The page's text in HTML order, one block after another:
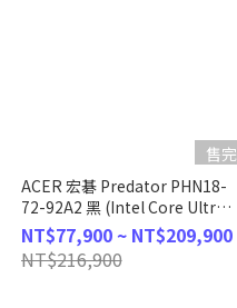
售完
ACER 宏碁 Predator PHN18-
72-92A2 黑 (Intel Core Ultra 9
275HX/32G/1TB/RTX5070TI/
客製化AI電競筆電
NT$77,900 ~ NT$209,900
NT$216,900